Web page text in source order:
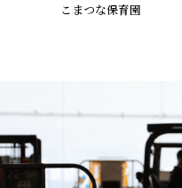
こまつな保育園